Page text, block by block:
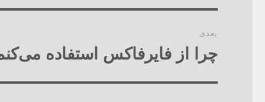
بعدی
نوشته
چرا از فایرفاکس استفاده